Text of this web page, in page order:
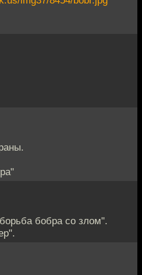
бобра со злом".